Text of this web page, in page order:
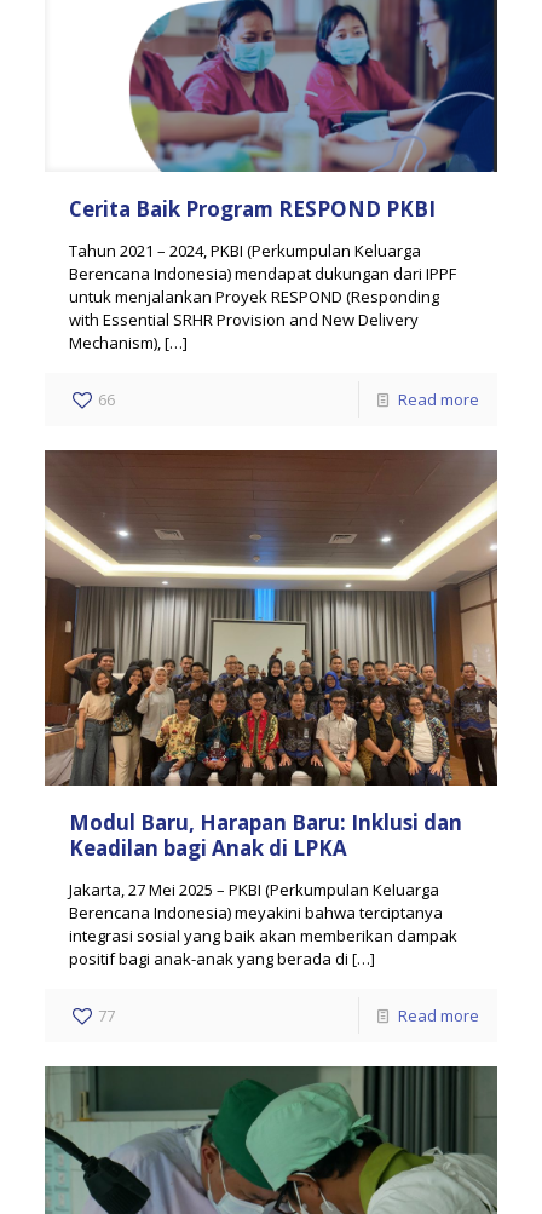
Cerita Baik Program RESPOND PKBI
Tahun 2021 – 2024, PKBI (Perkumpulan Keluarga
Berencana Indonesia) mendapat dukungan dari IPPF
untuk menjalankan Proyek RESPOND (Responding
with Essential SRHR Provision and New Delivery
Mechanism),[…]
66 Read more
Modul Baru, Harapan Baru: Inklusi dan
Keadilan bagi Anak di LPKA
Jakarta, 27 Mei 2025 – PKBI (Perkumpulan Keluarga
Berencana Indonesia) meyakini bahwa terciptanya
integrasi sosial yang baik akan memberikan dampak
positif bagi anak-anak yang berada di […]
77 Read more